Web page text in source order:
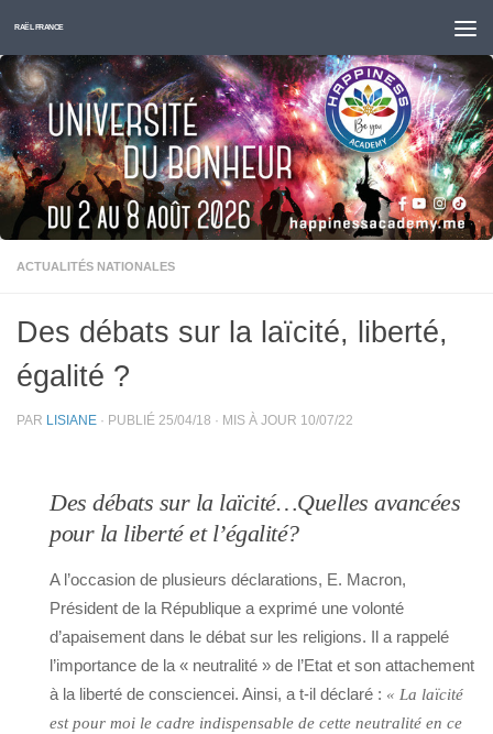
Skip to content
RAËL FRANCE
ACTUALITÉS NATIONALES
Des débats sur la laïcité, liberté,
égalité ?
PAR LISIANE · PUBLIÉ 25/04/18 · MIS À JOUR 10/07/22
Des débats sur la laïcité…Quelles avancées
pour la liberté et l’égalité?
A l’occasion de plusieurs déclarations, E. Macron,
Président de la République a exprimé une volonté
d’apaisement dans le débat sur les religions. Il a rappelé
l’importance de la « neutralité » de l’Etat et son attachement
à la liberté de consciencei. Ainsi, a t-il déclaré : « La laïcité
est pour moi le cadre indispensable de cette neutralité en ce